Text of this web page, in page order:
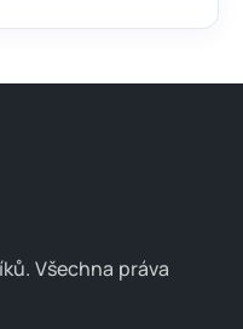
Všechna práva